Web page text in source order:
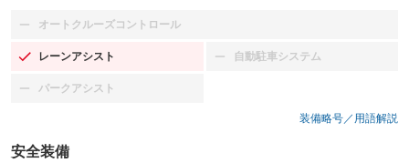
オートクルーズコントロール
：装備なし
レーンアシスト
：装備あり 自動駐車システム
：装備なし
パークアシスト
：装備なし
装備略号／用語解説
安全装備